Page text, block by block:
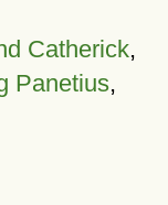
Catherick,
Panetius,